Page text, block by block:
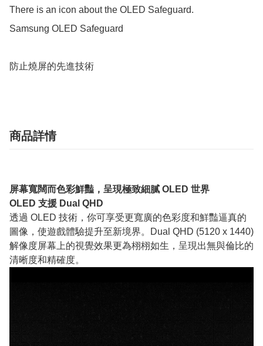
There is an icon about the OLED Safeguard.
Samsung OLED Safeguard
防止燒屏的先進技術
商品詳情
屏幕寬闊而色彩鮮豔，呈現極致細膩 OLED 世界
OLED 支援 Dual QHD
透過 OLED 技術，你可享受更寬廣的色彩度和鮮豔逼真的
圖像，使遊戲體驗提升至新境界。Dual QHD (5120 x 1440)
解像度屏幕上的視覺效果更為栩栩如生，呈現出無與倫比的
清晰度和精確度。